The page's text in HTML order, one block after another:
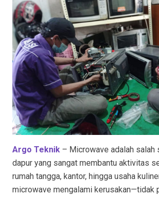
Argo Teknik – Microwave adalah salah
dapur yang sangat membantu aktivitas
rumah tangga, kantor, hingga usaha
microwave mengalami kerusakan—tidak